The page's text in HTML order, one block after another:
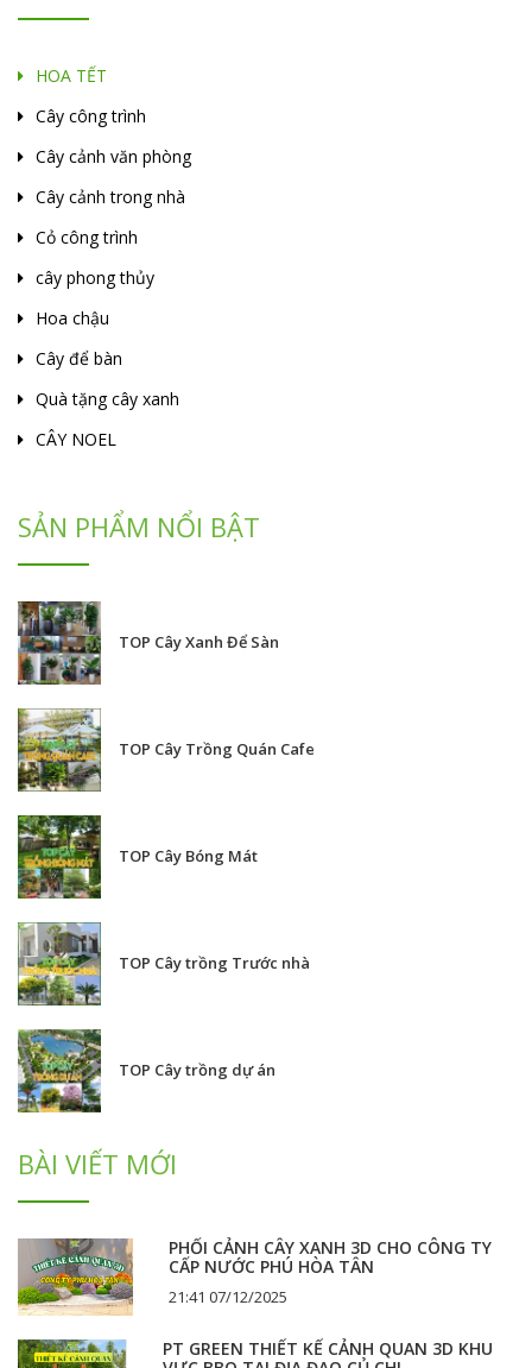
HOA TẾT
Cây công trình
Cây cảnh văn phòng
Cây cảnh trong nhà
Cỏ công trình
cây phong thủy
Hoa chậu
Cây để bàn
Quà tặng cây xanh
CÂY NOEL
SẢN PHẨM NỔI BẬT
TOP Cây Xanh Để Sàn
TOP Cây Trồng Quán Cafe
TOP Cây Bóng Mát
TOP Cây trồng Trước nhà
TOP Cây trồng dự án
BÀI VIẾT MỚI
PHỐI CẢNH CÂY XANH 3D CHO CÔNG TY
CẤP NƯỚC PHÚ HÒA TÂN
21:41 07/12/2025
PT GREEN THIẾT KẾ CẢNH QUAN 3D KHU